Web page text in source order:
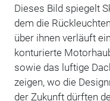
Dieses Bild spiegelt
dem die
über ihnen verläuft
konturierte
sowie das luftige
zeigen, wo die
der Zukunft dürften